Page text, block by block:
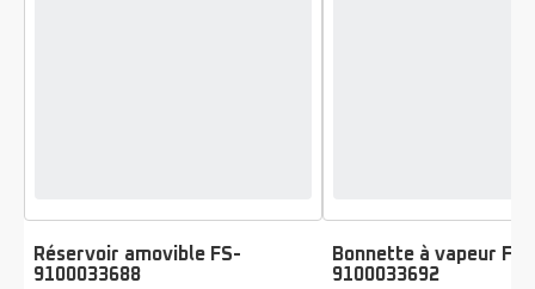
Réservoir amovible FS-
9100033688
Note
Bonnette à vapeur FS-
9100033692